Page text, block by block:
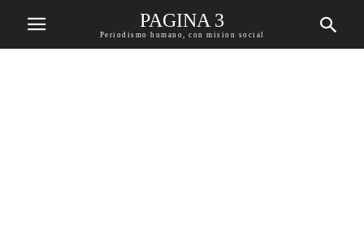
PAGINA 3
Periodismo humano, con mision social